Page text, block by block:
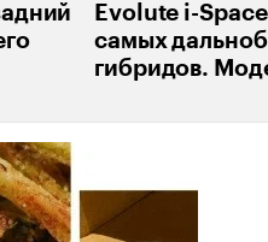
Evolute i-
самых
гибридов.